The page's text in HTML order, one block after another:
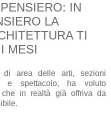
IN
LA
TI
MESI
area delle arti, sezioni
e spettacolo, ha voluto
che in realtà già offriva da